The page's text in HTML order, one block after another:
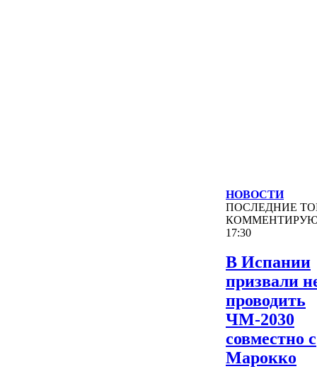
НОВОСТИ
ПОСЛЕДНИЕ
17:30
В Испании
призвали
проводить
ЧМ-2030
совместно с
Марокко